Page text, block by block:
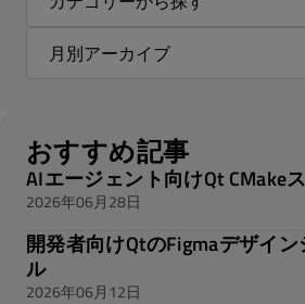
おすすめ記事
AIエージェント向けQt CMake
2026年06月28日
開発者向けQtのFigmaデザイ
ル
2026年06月12日